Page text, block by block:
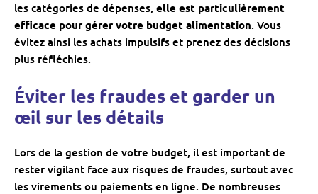
les catégories de dépenses, elle est particulièrement
efficace pour gérer votre budget alimentation. Vous
évitez ainsi les achats impulsifs et prenez des décisions
plus réfléchies.
Éviter les fraudes et garder un
œil sur les détails
Lors de la gestion de votre budget, il est important de
rester vigilant face aux risques de fraudes, surtout avec
les virements ou paiements en ligne. De nombreuses